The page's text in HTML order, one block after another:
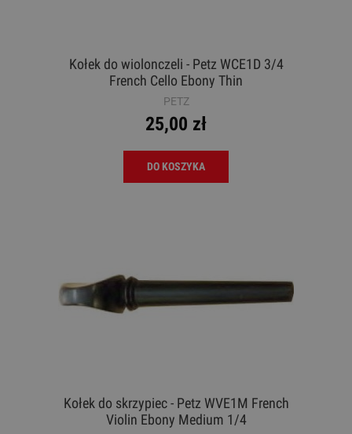
Kołek do wiolonczeli - Petz WCE1D 3/4
French Cello Ebony Thin
PETZ
25,00 zł
DO KOSZYKA
Kołek do skrzypiec - Petz WVE1M French
Violin Ebony Medium 1/4